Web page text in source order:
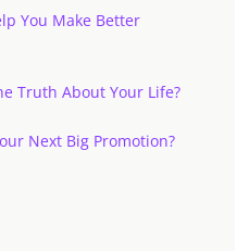
You Make Better
Truth About Your Life?
Next Big Promotion?